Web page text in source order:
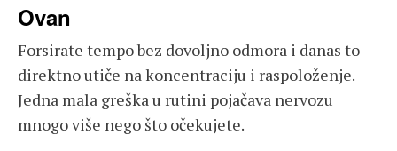
Ovan
Forsirate tempo bez dovoljno odmora i danas to
direktno utiče na koncentraciju i raspoloženje.
Jedna mala greška u rutini pojačava nervozu
mnogo više nego što očekujete.